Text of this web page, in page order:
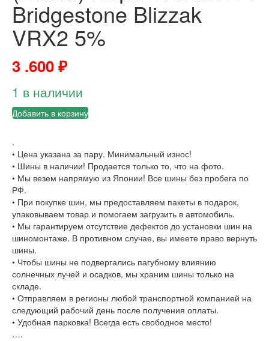
Bridgestone Blizzak
VRX2 5%
3 .600₽
1 в наличии
Добавить в корзину
.
• Цена указана за пару. Минимальный износ!
• Шины в наличии! Продается только то, что на фото.
• Мы везем напрямую из Японии! Все шины без пробега по
РФ.
• При покупке шин, мы предоставляем пакеты в подарок,
упаковываем товар и помогаем загрузить в автомобиль.
• Мы гарантируем отсутствие дефектов до установки шин на
шиномонтаже. В противном случае, вы имеете право вернуть
шины.
• Чтобы шины не подвергались пагубному влиянию
солнечных лучей и осадков, мы храним шины только на
складе.
• Отправляем в регионы любой транспортной компанией на
следующий рабочий день после получения оплаты.
• Удобная парковка! Всегда есть свободное место!
….